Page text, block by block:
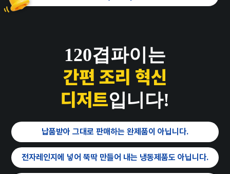
120겹파이는
간편 조리 혁신
디저트입니다!
납품받아 그대로 판매하는 완제품이 아닙니다.
전자레인지에 넣어 뚝딱 만들어 내는 냉동제품도 아닙니다.